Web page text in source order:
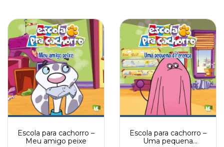
Escola para cachorro –
Meu amigo peixe
Escola para cachorro –
Uma pequena